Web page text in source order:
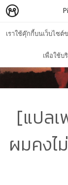
เราใช้คุ๊กกี้บนเว็บไซ
เพื่อใช้บ
[แปลเ
ผมคงไ